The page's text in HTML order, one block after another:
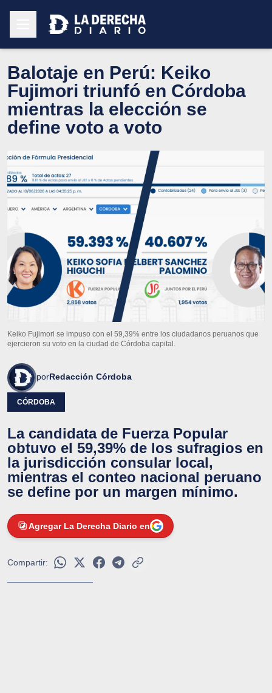
Balotaje en Perú: Keiko
Fujimori triunfó en Córdoba
mientras la elección se
define voto a voto
Keiko Fujimori se impuso con el 59,39% entre los ciudadanos peruanos que
ejercieron su voto en la ciudad de Córdoba capital.
porRedacción Córdoba
CÓRDOBA
La candidata de Fuerza Popular
obtuvo el 59,39% de los sufragios en
la jurisdicción consular local,
mientras el conteo nacional peruano
se define por un margen mínimo.
Agregar La Derecha Diario en
Compartir: